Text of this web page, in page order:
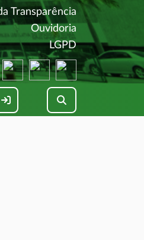
Transparência (abre em
Ouvidoria (abre em
LGPD(abre em
(abre em nova janela)
(abre em nova janela)
(abre em nova
Pesquisar no site